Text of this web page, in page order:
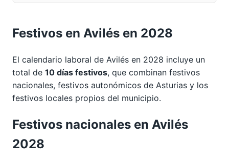
Festivos en Avilés en 2028
El calendario laboral de Avilés en 2028 incluye un
total de 10 días festivos, que combinan festivos
nacionales, festivos autonómicos de Asturias y los
festivos locales propios del municipio.
Festivos nacionales en Avilés
2028